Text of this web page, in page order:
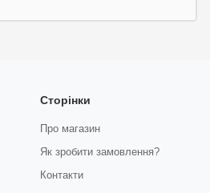
Сторінки
Про магазин
Як зробити замовлення?
Контакти